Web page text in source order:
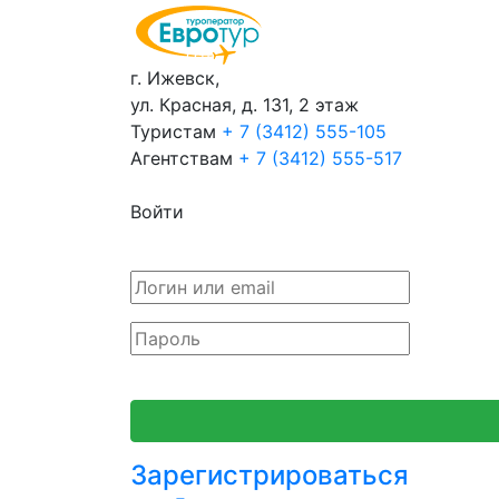
г. Ижевск,
ул. Красная, д. 131, 2 этаж
Туристам + 7 (3412) 555-105
Агентствам + 7 (3412) 555-517
Войти
Зарегистрироваться